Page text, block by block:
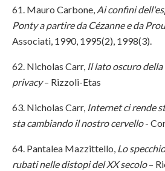
61. Mauro Carbone, Ai confini
Ponty a partire da Cézanne e da
Associati, 1990, 1995(2), 1998(3).
62. Nicholas Carr, Il lato oscuro della
privacy– Rizzoli-Etas
63. Nicholas Carr, Internet ci rende
sta cambiando il nostro cervello-
64. Pantalea Mazzittello, Lo
rubati nelle distopi del XX secolo–